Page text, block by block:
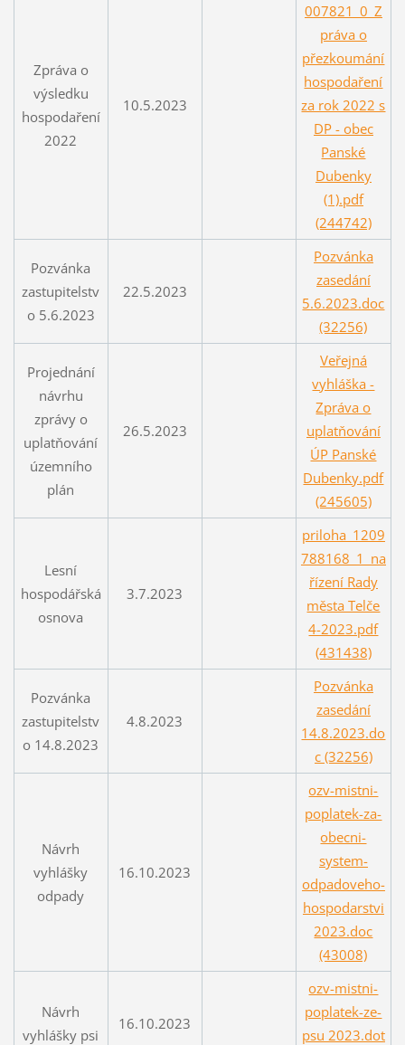
Zpráva o
výsledku
hospodaření
2022
10.5.2023
007821_0_Z
práva o
přezkoumání
hospodaření
za rok 2022 s
DP - obec
Panské
Dubenky
(1).pdf
(244742)
Pozvánka
zastupitelstv
o 5.6.2023
22.5.2023
Pozvánka
zasedání
5.6.2023.doc
(32256)
Projednání
návrhu
zprávy o
uplatňování
územního
plán
26.5.2023
Veřejná
vyhláška -
Zpráva o
uplatňování
ÚP Panské
Dubenky.pdf
(245605)
Lesní
hospodářská
osnova
3.7.2023
priloha_1209
788168_1_na
řízení Rady
města Telče
4-2023.pdf
(431438)
Pozvánka
zastupitelstv
o 14.8.2023
4.8.2023
Pozvánka
zasedání
14.8.2023.do
c (32256)
Návrh
vyhlášky
odpady
16.10.2023
ozv-mistni-
poplatek-za-
obecni-
system-
odpadoveho-
hospodarstvi
2023.doc
(43008)
Návrh
vyhlášky psi
16.10.2023
ozv-mistni-
poplatek-ze-
psu 2023.dot